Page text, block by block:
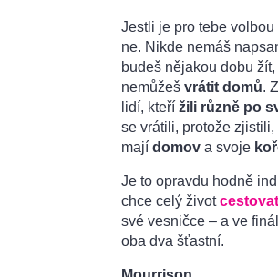
Jestli je pro tebe volbou
ne. Nikde nemáš
budeš nějakou dobu
nemůžeš vrátit domů.
lidí, kteří žili různě po
se vrátili, protože
mají domov a svoje
Je to opravdu hodně
chce celý životcestovat
své vesničce – a ve
oba dva šťastní.